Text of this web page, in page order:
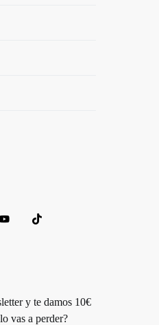
y te damos 10€
vas a perder?